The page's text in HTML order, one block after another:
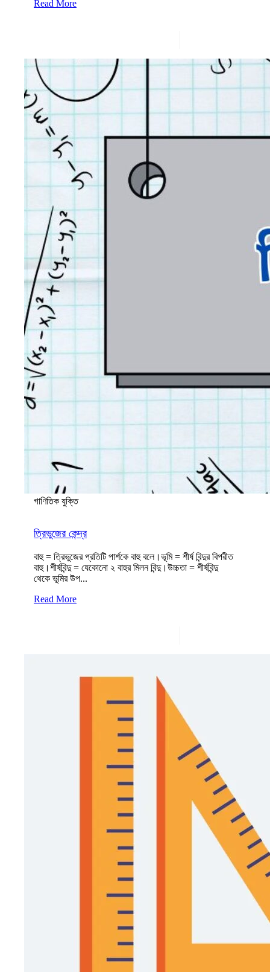
Read More
গাণিতিক যুক্তি
ত্রিভুজের কেন্দ্র
বাহু = ত্রিভুজের প্রতিটি পার্শকে বাহু বলে।ভূমি = শীর্ষ বিন্দুর বিপরীত
বাহু।শীর্ষবিন্দু = যেকোনো ২ বাহুর মিলন বিন্দু।উচ্চতা = শীর্ষবিন্দু
থেকে ভূমির উপ...
Read More